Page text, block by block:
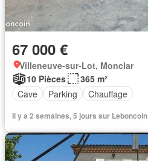
67 000 €
Villeneuve-sur-Lot, Monclar
10 Pièces
365 m²
Cave
Parking Chauffage
Il y a 2 semaines, 5 jours sur Leboncoin